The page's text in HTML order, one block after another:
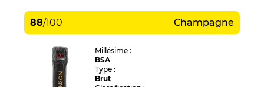
88/100 Champagne
Millésime :
BSA
Type :
Brut